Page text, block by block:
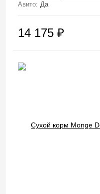
Авито: Да
14 175 ₽